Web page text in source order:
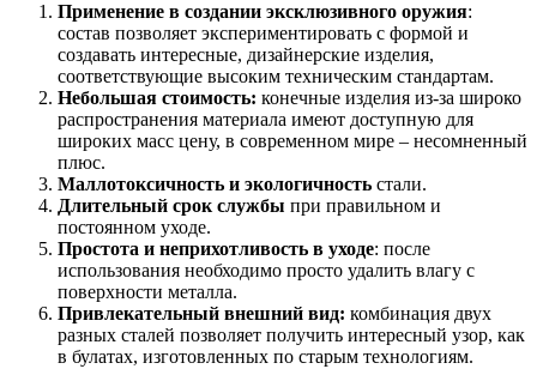
Применение в создании эксклюзивного оружия:
состав позволяет экспериментировать с формой и
создавать интересные, дизайнерские изделия,
соответствующие высоким техническим стандартам.
Небольшая стоимость: конечные изделия из-за широко
распространения материала имеют доступную для
широких масс цену, в современном мире – несомненный
плюс.
Маллотоксичность и экологичность стали.
Длительный срок службы при правильном и
постоянном уходе.
Простота и неприхотливость в уходе: после
использования необходимо просто удалить влагу с
поверхности металла.
Привлекательный внешний вид: комбинация двух
разных сталей позволяет получить интересный узор, как
в булатах, изготовленных по старым технологиям.